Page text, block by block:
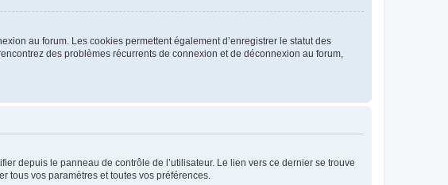
au forum. Les cookies permettent également d’enregistrer le statut des
des problèmes récurrents de connexion et de déconnexion au forum,
depuis le panneau de contrôle de l’utilisateur. Le lien vers ce dernier se trouve
tous vos paramètres et toutes vos préférences.